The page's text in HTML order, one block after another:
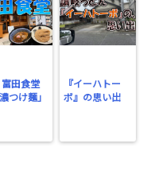
富田食堂
つけ麺」
『イーハトー
ボ』の思い出